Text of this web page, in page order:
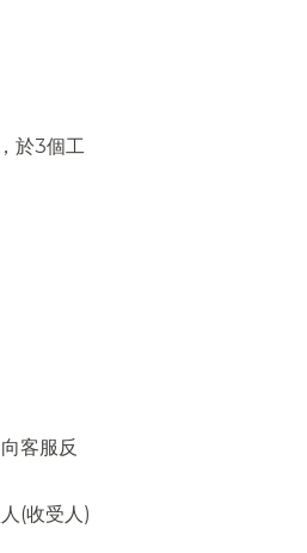
於3個工
客服反
(收受人)